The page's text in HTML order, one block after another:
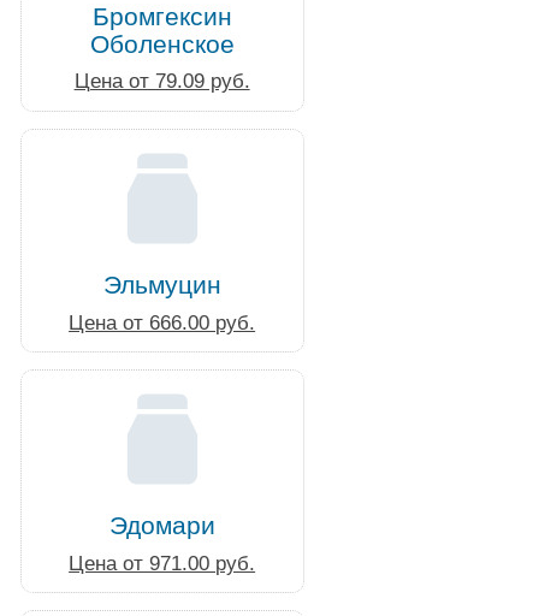
Бромгексин
Оболенское
Цена от 79.09 руб.
Эльмуцин
Цена от 666.00 руб.
Эдомари
Цена от 971.00 руб.